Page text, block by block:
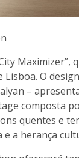
O
–
composta
quentes e
a herança